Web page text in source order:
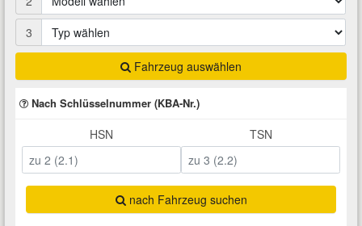
3
Fahrzeug auswählen
Nach Schlüsselnummer (KBA-Nr.)
HSN TSN
nach Fahrzeug suchen
Heizung und Klimaanlage
Kraftstoffsystem
Kühlung
Lenkung
Montage
Rostlöser
Scheibenkleber
Schmiermittel
Total Motoröle
Druckluft Werkzeuge
Fahrwerk Werkzeuge
Halterung Abgasstrang
Handwerkzeuge
Kfz Spezialwerkzeuge
Glühlampen
Kofferraumwanne
Ladetechnik für Elektroautos
Marderschutz
VW Ersatzteile
Abarth Ersatzteile
Alfa Romeo Ersatzteile
Audi Ersatzteile
BMW Ersatzteile